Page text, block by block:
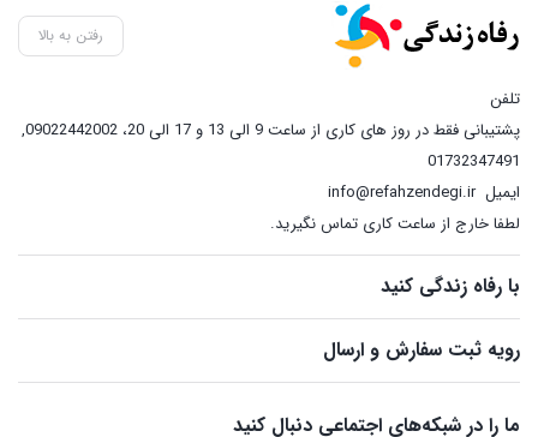
رفتن به بالا
تلفن
پشتیبانی فقط در روز های کاری از ساعت 9 الی 13 و 17 الی 20، 09022442002
,
01732347491
ایمیلinfo@refahzendegi.ir
لطفا خارج از ساعت کاری تماس نگیرید.
با رفاه زندگی کنید
رویه ثبت سفارش و ارسال
ما را در شبکه‌های اجتماعی دنبال کنید